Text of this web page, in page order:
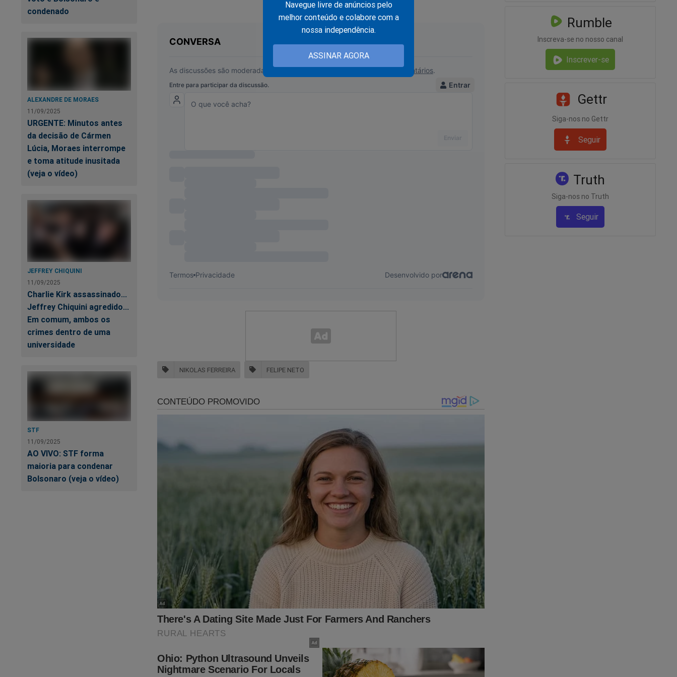
Navegue livre de anúncios pelo
melhor conteúdo e colabore com a
nossa independência.
ASSINAR AGORA
condenado
ALEXANDRE DE MORAES
11/09/2025
URGENTE: Minutos antes
da decisão de Cármen
Lúcia, Moraes interrompe
e toma atitude inusitada
(veja o vídeo)
JEFFREY CHIQUINI
11/09/2025
Charlie Kirk assassinado...
Jeffrey Chiquini agredido...
Em comum, ambos os
crimes dentro de uma
universidade
STF
11/09/2025
AO VIVO: STF forma
maioria para condenar
Bolsonaro (veja o vídeo)
Pastora é inocentada pela Justiça por associar gay a Aids
Siga o Jornal da Cidade Online no Facebook: https://www.facebook.com/jornaldacidadeonline
conservador do Brasil e ter acesso exclusivo ao conteúdo da Revista A
Verdade, onde os "assuntos proibidos" no Brasil são revelados. Para assinar, clique no
https://assinante.jornaldacidadeonline.com.br/apresentacao
Nas últimas semanas, o impeachment de Alexandre de Moraes ganhou força. Certamente,
será o ponto de partida para colocar um fim em toda a cruel perseguição contra o ex-
presidente Bolsonaro, seus aliados e a mídia independente como o JCO! O "sistema" quer
esconder o que realmente aconteceu em 2022... Porém, para o "terror" do "sistema", tudo
"O Fantasma do Alvorada - A Volta à Cena do
best seller
no Brasil. Não perca tempo. Caso tenha interesse, clique no link abaixo
para adquirir essa obra:
https://www.conteudoconservador.com.br/products/o-fantasma-do-alvorada-a-volta-a-
cena-do-crime
O próprio Bolsonaro já conhece o livro:
NIKOLAS FERREIRA FELIPE NETO
Rumble
Inscreva-se no nosso canal
Inscrever-se
Gettr
Siga-nos no Gettr
Seguir
Truth
Siga-nos no Truth
Seguir